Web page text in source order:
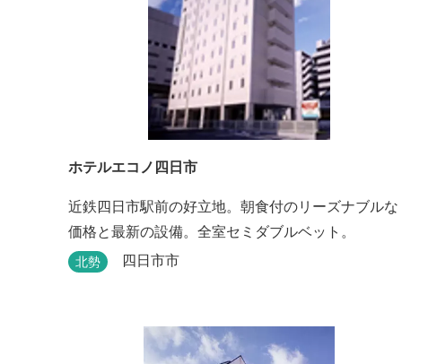
ホテルエコノ四日市
近鉄四日市駅前の好立地。朝食付のリーズナブルな
価格と最新の設備。全室セミダブルベット。
北勢 四日市市